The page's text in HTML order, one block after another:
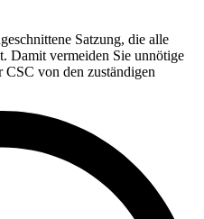
Satzung, die alle
Damit vermeiden Sie unnötige
CSC von den zuständigen